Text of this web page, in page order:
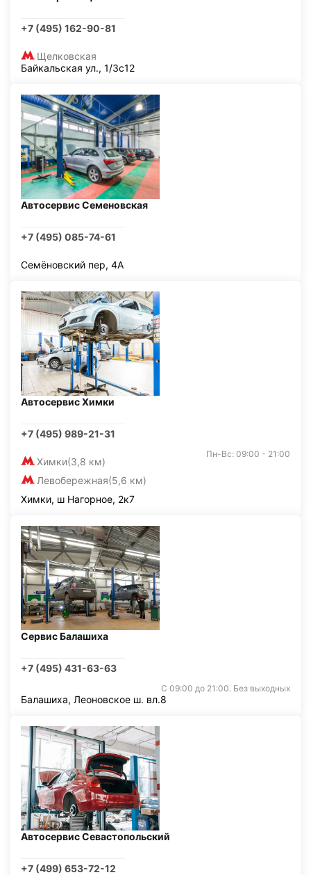
+7 (495) 162-90-81
Щелковская
Байкальская ул., 1/3с12
Автосервис Семеновская
+7 (495) 085-74-61
Семёновский пер, 4А
Автосервис Химки
+7 (495) 989-21-31
Химки(3,8 км)
Левобережная(5,6 км)
Пн-Вс: 09:00 - 21:00
Химки, ш Нагорное, 2к7
Сервис Балашиха
+7 (495) 431-63-63
С 09:00 до 21:00. Без выходных
Балашиха, Леоновское ш. вл.8
Автосервис Севастопольский
+7 (499) 653-72-12